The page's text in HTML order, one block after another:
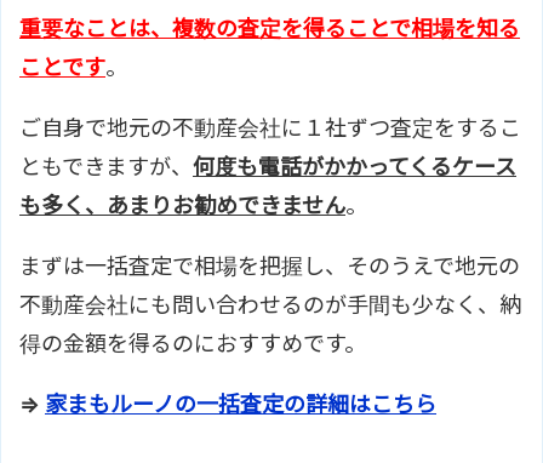
重要なことは、複数の査定を得ることで相場を知る
ことです。
ご自身で地元の不動産会社に１社ずつ査定をするこ
ともできますが、 何度も電話がかかってくるケース
も多く、あまりお勧めできません。
まずは一括査定で相場を把握し、そのうえで地元の
不動産会社にも問い合わせるのが手間も少なく、納
得の金額を得るのにおすすめです。
⇒ 家まもルーノの一括査定の詳細はこちら